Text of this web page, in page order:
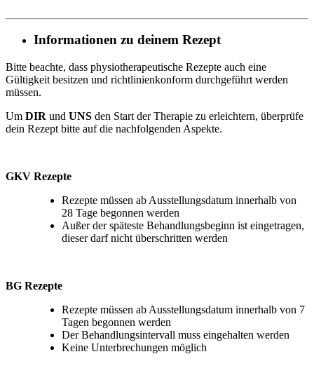
Informationen zu deinem Rezept
Bitte beachte, dass physiotherapeutische Rezepte auch eine
Gültigkeit besitzen und richtlinienkonform durchgeführt werden
müssen.
Um DIR und UNS den Start der Therapie zu erleichtern, überprüfe
dein Rezept bitte auf die nachfolgenden Aspekte.
GKV Rezepte
Rezepte müssen ab Ausstellungsdatum innerhalb von
28 Tage begonnen werden
Außer der späteste Behandlungsbeginn ist eingetragen,
dieser darf nicht überschritten werden
BG Rezepte
Rezepte müssen ab Ausstellungsdatum innerhalb von 7
Tagen begonnen werden
Der Behandlungsintervall muss eingehalten werden
Keine Unterbrechungen möglich